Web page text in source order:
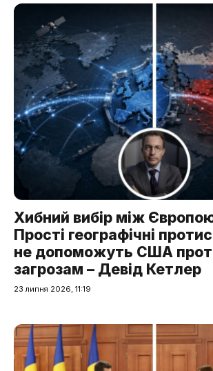
Хибний вибір між
Прості географічні
не допоможуть США
загрозам – Девід Кетлер
23 липня 2026, 11:19